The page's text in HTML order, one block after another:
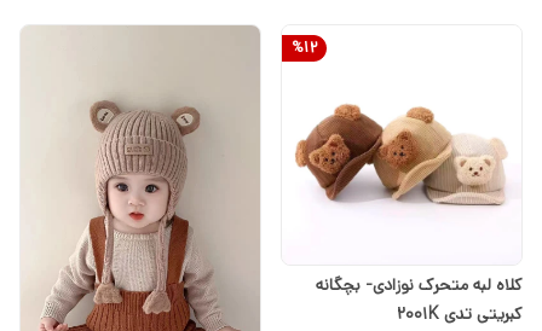
%12
کلاه لبه متحرک نوزادی- بچگانه
کبریتی تدی 2001K